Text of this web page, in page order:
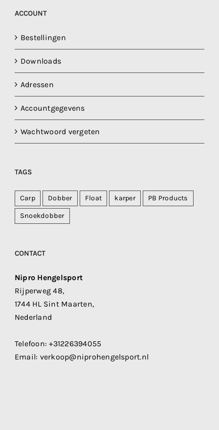
ACCOUNT
Bestellingen
Downloads
Adressen
Accountgegevens
Wachtwoord vergeten
TAGS
Carp Dobber Float karper PB Products
Snoekdobber
CONTACT
Nipro Hengelsport
Rijperweg 48,
1744 HL Sint Maarten,
Nederland
Telefoon:+31226394055
Email: verkoop@niprohengelsport.nl